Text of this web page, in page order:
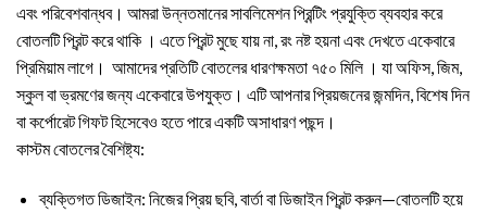
এবং পরিবেশবান্ধব। আমরা উন্নতমানের সাবলিমেশন প্রিন্টিং প্রযুক্তি ব্যবহার করে
বোতলটি প্রিন্ট করে থাকি । এতে প্রিন্ট মুছে যায় না, রং নষ্ট হয়না এবং দেখতে একেবারে
প্রিমিয়াম লাগে। আমাদের প্রতিটি বোতলের ধারণক্ষমতা ৭৫০ মিলি । যা অফিস, জিম,
স্কুল বা ভ্রমণের জন্য একেবারে উপযুক্ত। এটি আপনার প্রিয়জনের জন্মদিন, বিশেষ দিন
বা কর্পোরেট গিফট হিসেবেও হতে পারে একটি অসাধারণ পছন্দ।
কাস্টম বোতলের বৈশিষ্ট্য:
ব্যক্তিগত ডিজাইন: নিজের প্রিয় ছবি, বার্তা বা ডিজাইন প্রিন্ট করুন—বোতলটি হয়ে